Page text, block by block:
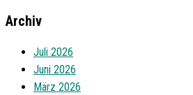
Archiv
Juli 2026
Juni 2026
März 2026